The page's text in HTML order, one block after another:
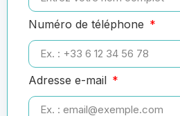
Numéro de téléphone
Adresse e-mail